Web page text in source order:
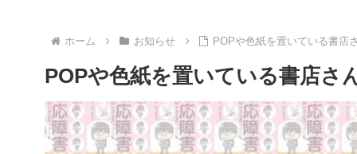
ホーム お知らせ POPや色紙を置いている書店
POPや色紙を置いている書店さ